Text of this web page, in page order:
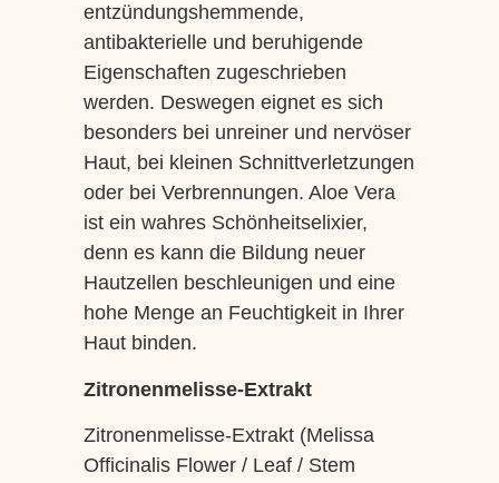
entzündungshemmende,
antibakterielle und beruhigende
Eigenschaften zugeschrieben
werden. Deswegen eignet es sich
besonders bei unreiner und nervöser
Haut, bei kleinen Schnittverletzungen
oder bei Verbrennungen. Aloe Vera
ist ein wahres Schönheitselixier,
denn es kann die Bildung neuer
Hautzellen beschleunigen und eine
hohe Menge an Feuchtigkeit in Ihrer
Haut binden.
Zitronenmelisse-Extrakt
Zitronenmelisse-Extrakt (Melissa
Officinalis Flower / Leaf / Stem